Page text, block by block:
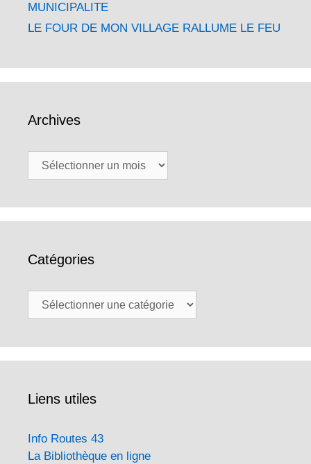
MUNICIPALITE
LE FOUR DE MON VILLAGE RALLUME LE FEU
Archives
Archives
Catégories
Catégories
Liens utiles
Info Routes 43
La Bibliothèque en ligne